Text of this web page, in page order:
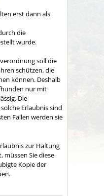
erst dann als
die
wurde.
soll die
schützen, die
können. Deshalb
nur mit
Die
Erlaubnis sind
Fällen werden sie
zur Haltung
müssen Sie diese
Kopie der